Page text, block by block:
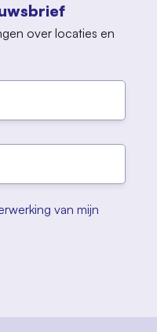
over locaties en
van mijn